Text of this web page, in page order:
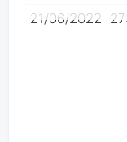
21/06/2022